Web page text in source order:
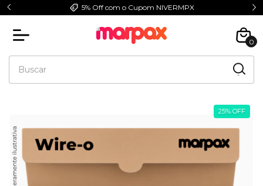
5% Off com o Cupom NIVERMPX
0
25% OFF